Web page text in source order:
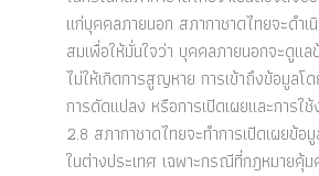
แก่บุคคลภายนอก สภากาชาดไทยจะดำเ
สมเพื่อให้มั่นใจว่า บุคคลภายนอกจะดูแ
ไม่ให้เกิดการสูญหาย การเข้าถึงข้อมูล
การดัดแปลง หรือการเปิดเผยและการใ
2.8 สภากาชาดไทยจะทำการเปิดเผยข้
ในต่างประเทศ เฉพาะกรณีที่กฎหมายคุ้